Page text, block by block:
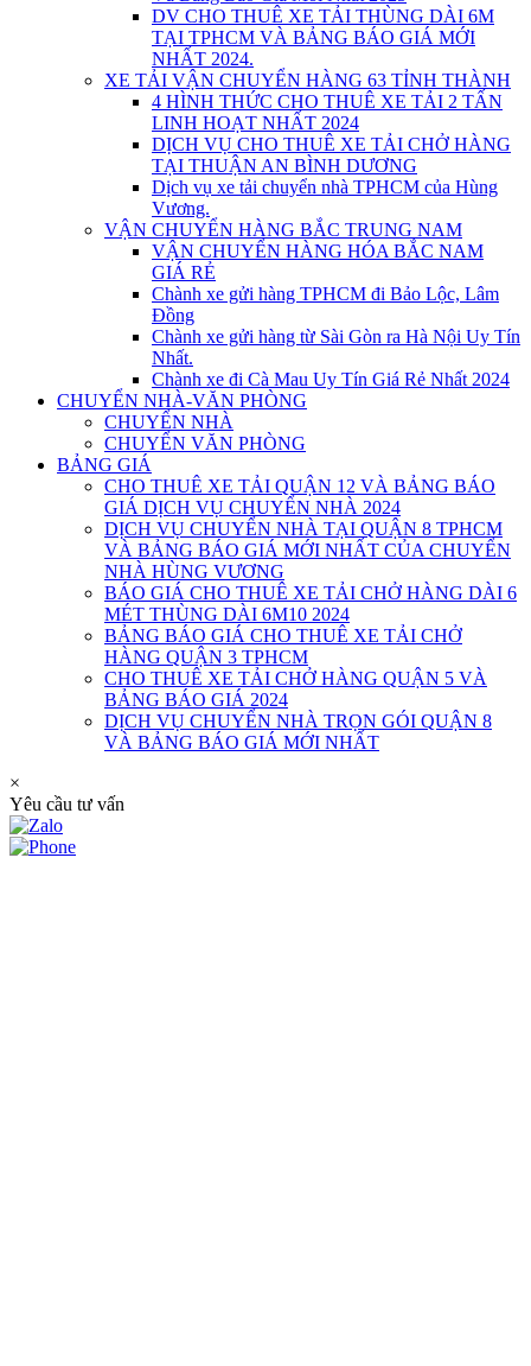
DV CHO THUÊ XE TẢI THÙNG DÀI 6M
TẠI TPHCM VÀ BẢNG BÁO GIÁ MỚI
NHẤT 2024.
XE TẢI VẬN CHUYỂN HÀNG 63 TỈNH THÀNH
4 HÌNH THỨC CHO THUÊ XE TẢI 2 TẤN
LINH HOẠT NHẤT 2024
DỊCH VỤ CHO THUÊ XE TẢI CHỞ HÀNG
TẠI THUẬN AN BÌNH DƯƠNG
Dịch vụ xe tải chuyển nhà TPHCM của Hùng
Vương.
VẬN CHUYỂN HÀNG BẮC TRUNG NAM
VẬN CHUYỂN HÀNG HÓA BẮC NAM
GIÁ RẺ
Chành xe gửi hàng TPHCM đi Bảo Lộc, Lâm
Đồng
Chành xe gửi hàng từ Sài Gòn ra Hà Nội Uy Tín
Nhất.
Chành xe đi Cà Mau Uy Tín Giá Rẻ Nhất 2024
CHUYỂN NHÀ-VĂN PHÒNG
CHUYỂN NHÀ
CHUYỂN VĂN PHÒNG
BẢNG GIÁ
CHO THUÊ XE TẢI QUẬN 12 VÀ BẢNG BÁO
GIÁ DỊCH VỤ CHUYỂN NHÀ 2024
DỊCH VỤ CHUYỂN NHÀ TẠI QUẬN 8 TPHCM
VÀ BẢNG BÁO GIÁ MỚI NHẤT CỦA CHUYỂN
NHÀ HÙNG VƯƠNG
BÁO GIÁ CHO THUÊ XE TẢI CHỞ HÀNG DÀI 6
MÉT THÙNG DÀI 6M10 2024
BẢNG BÁO GIÁ CHO THUÊ XE TẢI CHỞ
HÀNG QUẬN 3 TPHCM
CHO THUÊ XE TẢI CHỞ HÀNG QUẬN 5 VÀ
BẢNG BÁO GIÁ 2024
DỊCH VỤ CHUYỂN NHÀ TRỌN GÓI QUẬN 8
VÀ BẢNG BÁO GIÁ MỚI NHẤT
×
Yêu cầu tư vấn